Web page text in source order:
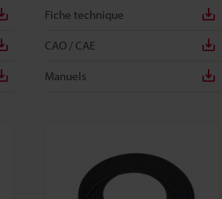
Fiche technique
CAO / CAE
Manuels